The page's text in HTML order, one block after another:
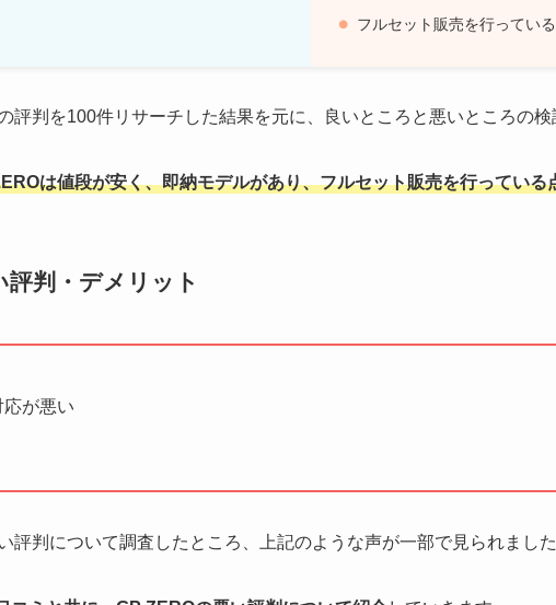
フルセット販売を行っている
評判を100件リサーチした結果を元に、良いところと悪いところの
は値段が安く、即納モデルがあり、フルセット販売を行っている
評判・デメリット
応が悪い
評判について調査したところ、上記のような声が一部で見られまし